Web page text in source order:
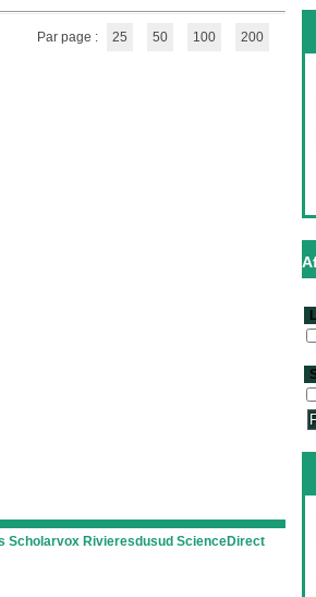
Par page : 25 50 100 200
Scholarvox Rivieresdusud ScienceDirect